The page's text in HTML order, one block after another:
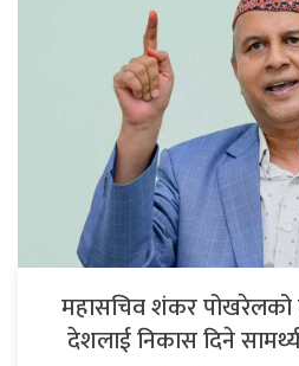
महासचिव शंकर पोखरेलको
देशलाई निकास दिने